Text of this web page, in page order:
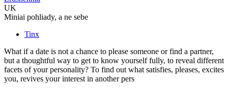
UK
Miniai pohliady, a ne sebe
Tinx
What if a date is not a chance to please someone or find a partner,
but a thoughtful way to get to know yourself fully, to reveal different
facets of your personality? To find out what satisfies, pleases, excites
you, revives your interest in another pers